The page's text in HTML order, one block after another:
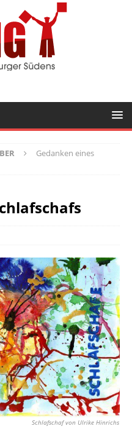
Gedanken eines
Schlafschaf von Ulrike Hinrichs